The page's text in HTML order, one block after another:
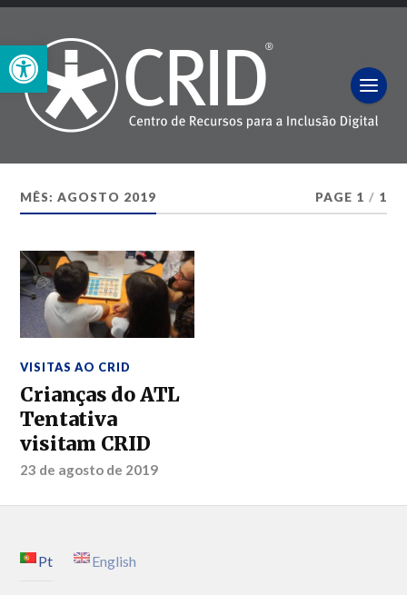
Open toolbar
MÊS:AGOSTO 2019 PAGE 1 / 1
VISITAS AO CRID
Crianças do ATL
Tentativa
visitam CRID
23 de agosto de 2019
Pt English